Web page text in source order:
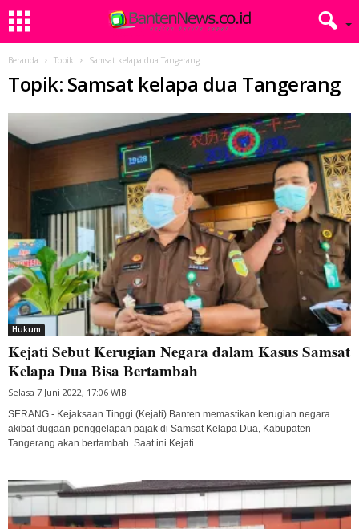
Beranda Topik Samsat kelapa dua Tangerang
Topik: Samsat kelapa dua Tangerang
Hukum
Kejati Sebut Kerugian Negara dalam Kasus Samsat
Kelapa Dua Bisa Bertambah
Selasa 7 Juni 2022, 17:06 WIB
SERANG - Kejaksaan Tinggi (Kejati) Banten memastikan kerugian negara
akibat dugaan penggelapan pajak di Samsat Kelapa Dua, Kabupaten
Tangerang akan bertambah. Saat ini Kejati...